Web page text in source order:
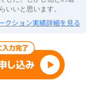
いいと思います。
クション実績詳細を見る